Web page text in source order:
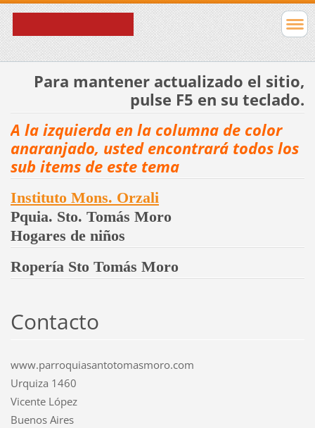
Para mantener actualizado el sitio,
pulse F5 en su teclado.
A la izquierda en la columna de color
anaranjado, usted encontrará todos los
sub items de este tema
Instituto Mons. Orzali
Pquia. Sto. Tomás Moro
Hogares de niños
Ropería Sto Tomás Moro
Contacto
www.parroquiasantotomasmoro.com
Urquiza 1460
Vicente López
Buenos Aires